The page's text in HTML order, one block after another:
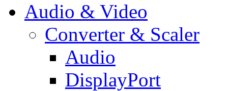
Audio & Video
Converter & Scaler
Audio
DisplayPort